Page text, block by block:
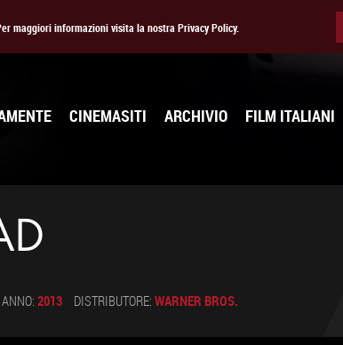
maggiori informazioni visita la nostra Privacy Policy.
CINEMASITI ARCHIVIO FILM ITALIANI
ANNO: 2013 DISTRIBUTORE: WARNER BROS.